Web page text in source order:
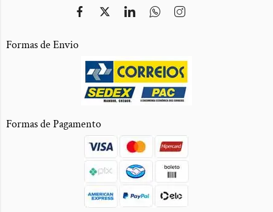
Formas de Envio
Formas de Pagamento